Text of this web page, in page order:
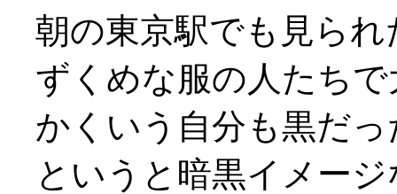
朝の東京駅でも見ら
ずくめな服の人たち
かくいう自分も黒だ
というと暗黒イメー